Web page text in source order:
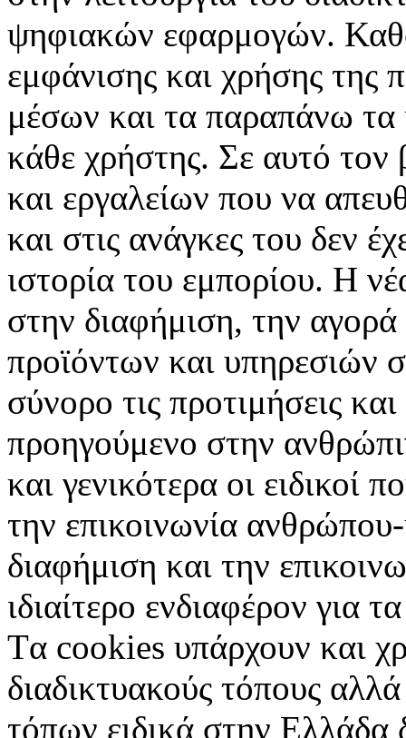
ψηφιακών εφαρμογών.
εμφάνισης και χρήσης της
μέσων και τα παραπάνω τα
κάθε χρήστης. Σε αυτό
και εργαλείων που να
και στις ανάγκες του δεν
ιστορία του εμπορίου. Η
στην διαφήμιση, την
προϊόντων και υπηρεσιών
σύνορο τις προτιμήσεις
προηγούμενο στην
και γενικότερα οι ειδικοί
την επικοινωνία
διαφήμιση και την
ιδιαίτερο ενδιαφέρον για
Tα cookies υπάρχουν και
διαδικτυακούς τόπους
τόπων ειδικά στην Ελλάδα